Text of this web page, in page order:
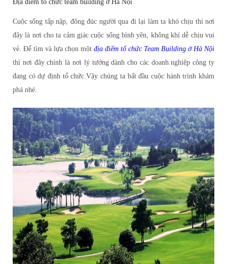
Địa điểm tổ chức team building ở Hà Nội
Cuộc sống tấp nập, đông đúc người qua đi lại làm ta khó chịu thì nơi
đây là nơi cho ta cảm giác cuộc sống bình yên, không khí dễ chịu vui
vẻ. Để tìm và lựa chọn một địa điểm tổ chức Team Building ở Hà Nội
thì nơi đây chính là nơi lý tưởng dành cho các doanh nghiệp công ty
đang có dự định tổ chức.Vậy chúng ta bất đầu cuộc hành trình khám
phá nhé.